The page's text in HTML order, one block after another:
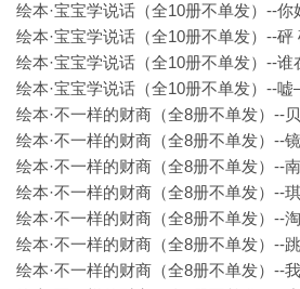
绘本·宝宝学说话（全10册不单发）--你
绘本·宝宝学说话（全10册不单发）--砰
绘本·宝宝学说话（全10册不单发）--谁
绘本·宝宝学说话（全10册不单发）--嘘
绘本·不一样的财商（全8册不单发）--
绘本·不一样的财商（全8册不单发）--
绘本·不一样的财商（全8册不单发）--
绘本·不一样的财商（全8册不单发）--
绘本·不一样的财商（全8册不单发）--
绘本·不一样的财商（全8册不单发）--
绘本·不一样的财商（全8册不单发）--